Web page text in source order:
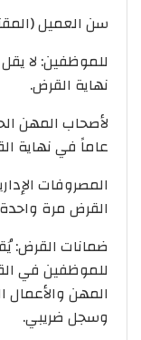
سن العميل
نهاية القرض.
عاماً في نهاية
القرض مرة
ضمانات القرض:
للموظفين في
المهن والأعمال
وسجل ضريبي.